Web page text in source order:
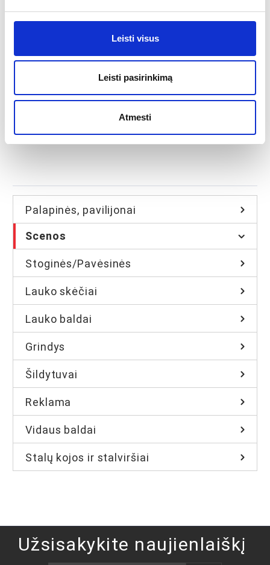
Leisti visus
Leisti pasirinkimą
Atmesti
Arkinė scena AS100
Plačiau
Palapinės, pavilijonai
Scenos
Stoginės/Pavėsinės
Lauko skėčiai
Lauko baldai
Grindys
Šildytuvai
Reklama
Vidaus baldai
Stalų kojos ir stalviršiai
Užsisakykite naujienlaiškį